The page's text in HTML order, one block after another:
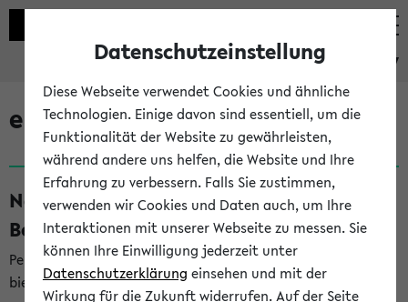
eKVV
eKVV News
Nachhaltigkeitspreis 2026:
Bewerbungsphase gestartet (06.08.26)
Per E-Mail eingestellt von nachhaltigkeitsbuero@uni-
bielefeld.de an den Verteiler 'Alle Studierenden':
Datenschutzeinstellung
Diese Webseite verwendet Cookies und ähnliche
Technologien. Einige davon sind essentiell, um die
Funktionalität der Website zu gewährleisten,
während andere uns helfen, die Website und Ihre
Erfahrung zu verbessern. Falls Sie zustimmen,
verwenden wir Cookies und Daten auch, um Ihre
Interaktionen mit unserer Webseite zu messen. Sie
können Ihre Einwilligung jederzeit unter
Datenschutzerklärung einsehen und mit der
Wirkung für die Zukunft widerrufen. Auf der Seite